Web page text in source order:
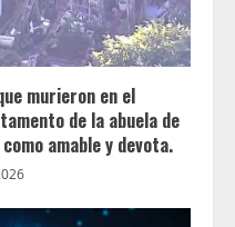
murieron en el
de la abuela de
amable y devota.